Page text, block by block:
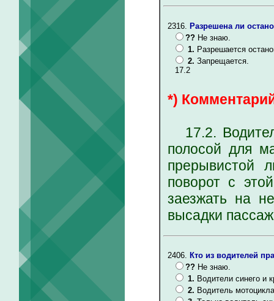
2316. Разрешена ли
?? Не знаю.
1. Разрешается
2. Запрещается.
17.2
*)
17.2.
полосой для
прерывистой
поворот с
заезжать на
высадки
2406. Кто из водителей
?? Не знаю.
1. Водители синего и
2. Водитель